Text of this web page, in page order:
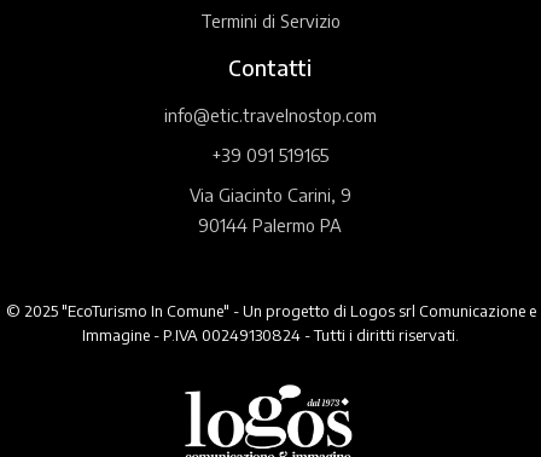
Termini di Servizio
Contatti
info@etic.travelnostop.com
+39 091 519165
Via Giacinto Carini, 9
90144 Palermo PA
© 2025 "EcoTurismo In Comune" - Un progetto di Logos srl Comunicazione e
Immagine - P.IVA 00249130824 - Tutti i diritti riservati.